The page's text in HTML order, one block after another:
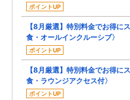
ポイントUP
【8月厳選】特別料金でお得に
食・オールインクルーシブ〉
ポイントUP
【8月厳選】特別料金でお得に
食・ラウンジアクセス付〉
ポイントUP